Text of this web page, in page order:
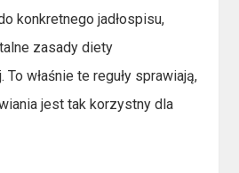
konkretnego jadłospisu,
zasady diety
właśnie te reguły sprawiają,
jest tak korzystny dla